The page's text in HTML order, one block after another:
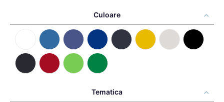
Culoare
Tematica